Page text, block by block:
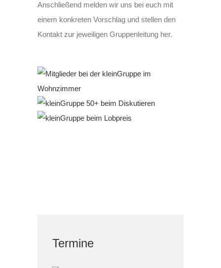
Anschließend melden wir uns bei euch mit
einem konkreten Vorschlag und stellen den
Kontakt zur jeweiligen Gruppenleitung her.
Termine